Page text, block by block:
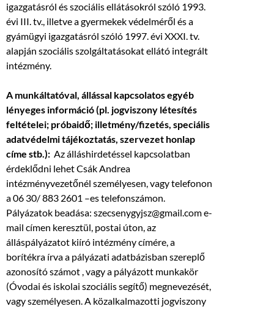
igazgatásról és szociális ellátásokról szóló 1993.
évi III. tv., illetve a gyermekek védelméről és a
gyámügyi igazgatásról szóló 1997. évi XXXI. tv.
alapján szociális szolgáltatásokat ellátó integrált
intézmény.
A munkáltatóval, állással kapcsolatos egyéb
lényeges információ (pl. jogviszony létesítés
feltételei; próbaidő; illetmény/fizetés, speciális
adatvédelmi tájékoztatás, szervezet honlap
címe stb.): Az álláshirdetéssel kapcsolatban
érdeklődni lehet Csák Andrea
intézményvezetőnél személyesen, vagy telefonon
a 06 30/ 883 2601 –es telefonszámon.
Pályázatok beadása: szecsenygyjsz@gmail.com e-
mail címen keresztül, postai úton, az
álláspályázatot kiíró intézmény címére, a
borítékra írva a pályázati adatbázisban szereplő
azonosító számot , vagy a pályázott munkakör
(Óvodai és iskolai szociális segítő) megnevezését,
vagy személyesen. A közalkalmazotti jogviszony